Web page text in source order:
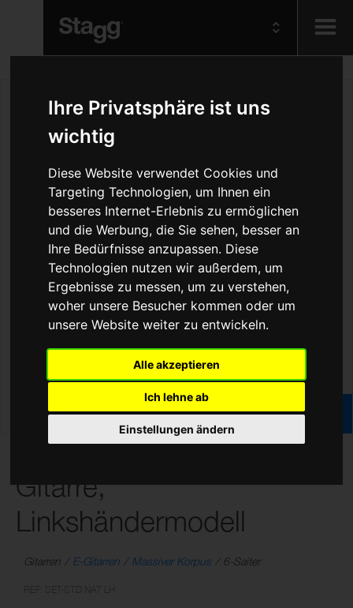
Ihre Privatsphäre ist uns
wichtig
Diese Website verwendet Cookies und
Targeting Technologien, um Ihnen ein
besseres Internet-Erlebnis zu ermöglichen
und die Werbung, die Sie sehen, besser an
Ihre Bedürfnisse anzupassen. Diese
Technologien nutzen wir außerdem, um
Ergebnisse zu messen, um zu verstehen,
woher unsere Besucher kommen oder um
unsere Website weiter zu entwickeln.
Alle akzeptieren
Ich lehne ab
Einstellungen ändern
T Serie Standard E-
Gitarre,
Linkshändermodell
Gitarren E-Gitarren Massiver Korpus 6-Saiter